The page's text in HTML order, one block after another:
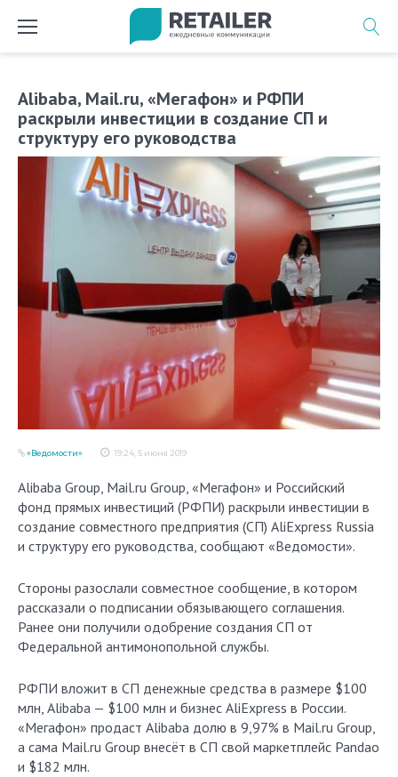
Alibaba, Mail.ru, «Мегафон» и РФПИ
раскрыли инвестиции в создание СП и
структуру его руководства
19:24, 5 июня 2019
«Ведомости»
Alibaba Group, Mail.ru Group, «Мегафон» и Российский
фонд прямых инвестиций (РФПИ) раскрыли инвестиции в
создание совместного предприятия (СП) AliExpress Russia
и структуру его руководства, сообщают «Ведомости».
Стороны разослали совместное сообщение, в котором
рассказали о подписании обязывающего соглашения.
Ранее они получили одобрение создания СП от
Федеральной антимонопольной службы.
РФПИ вложит в СП денежные средства в размере $100
млн, Alibaba — $100 млн и бизнес AliExpress в России.
«Мегафон» продаст Alibaba долю в 9,97% в Mail.ru Group,
а сама Mail.ru Group внесёт в СП свой маркетплейс Pandao
и $182 млн.